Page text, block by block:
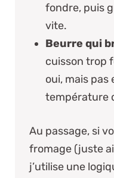
fondre, puis
vite.
Beurre qui
cuisson trop
oui, mais pas
température
Au passage, si
fromage (juste
j’utilise une